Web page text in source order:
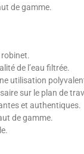
de gamme.
de l’eau filtrée.
utilisation
sur le plan de
et authentiques.
de gamme.